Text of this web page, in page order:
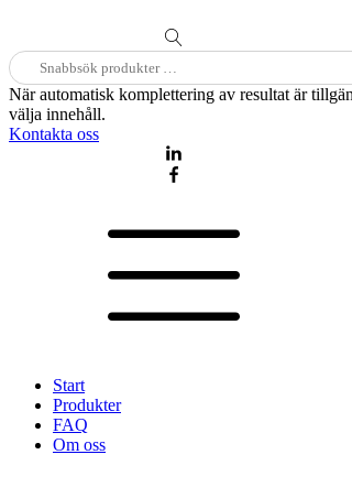
Sök
efter:
När automatisk komplettering av resultat är
välja innehåll.
Kontakta oss
Start
Produkter
FAQ
Om oss